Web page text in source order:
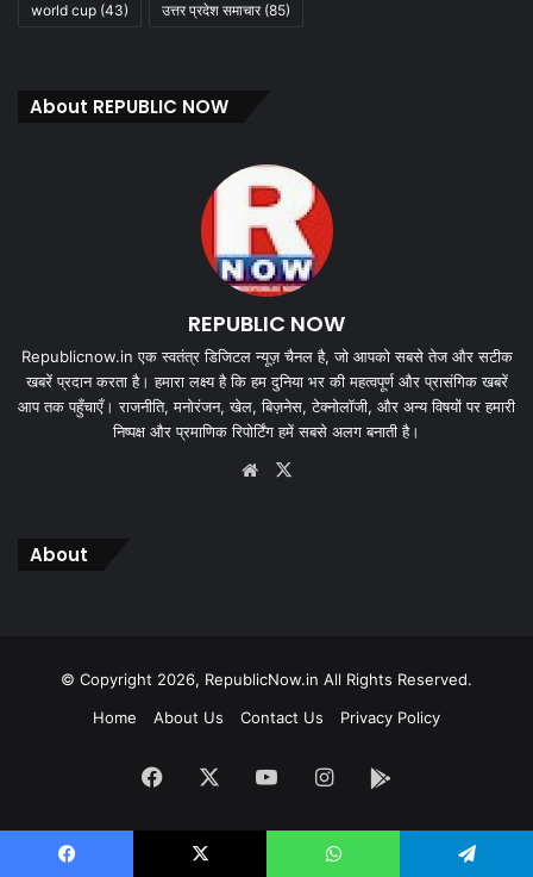
world cup (43) उत्तर प्रदेश समाचार(85)
About REPUBLIC NOW
REPUBLIC NOW
Republicnow.in एक स्वतंत्र डिजिटल न्यूज़ चैनल है, जो आपको सबसे तेज और सटीक
खबरें प्रदान करता है। हमारा लक्ष्य है कि हम दुनिया भर की महत्वपूर्ण और प्रासंगिक खबरें
आप तक पहुँचाएँ। राजनीति, मनोरंजन, खेल, बिज़नेस, टेक्नोलॉजी, और अन्य विषयों पर हमारी
निष्पक्ष और प्रमाणिक रिपोर्टिंग हमें सबसे अलग बनाती है।
Website
About
© Copyright 2026, RepublicNow.in All Rights Reserved.
Home
About Us Contact Us Privacy Policy
Facebook YouTubeInstagram